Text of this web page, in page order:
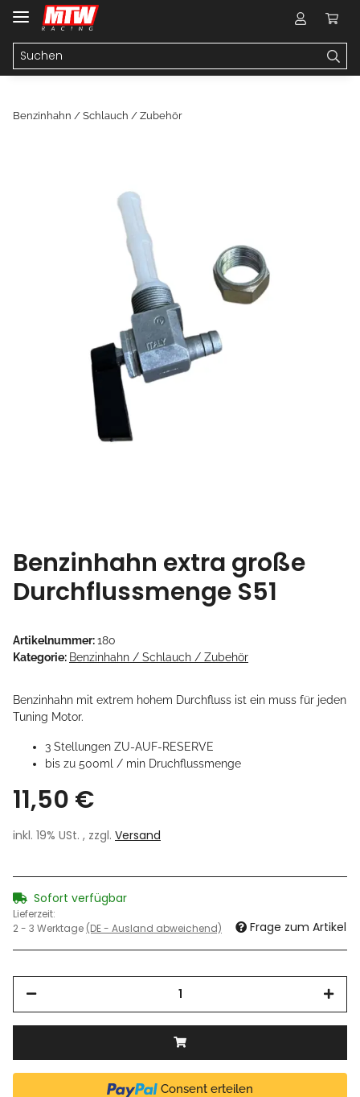
Benzinhahn / Schlauch / Zubehör
Benzinhahn extra große
Durchflussmenge S51
Artikelnummer:180
Kategorie: Benzinhahn / Schlauch / Zubehör
Benzinhahn mit extrem hohem Durchfluss ist ein muss für jeden
Tuning Motor.
3 Stellungen ZU-AUF-RESERVE
bis zu 500ml / min Druchflussmenge
11,50 €
inkl. 19% USt. , zzgl. Versand
Sofort verfügbar
Lieferzeit:
2 - 3 Werktage (DE - Ausland abweichend) Frage zum Artikel
Consent erteilen